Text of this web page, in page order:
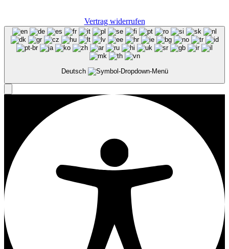
Vertrag widerrufen
Deutsch